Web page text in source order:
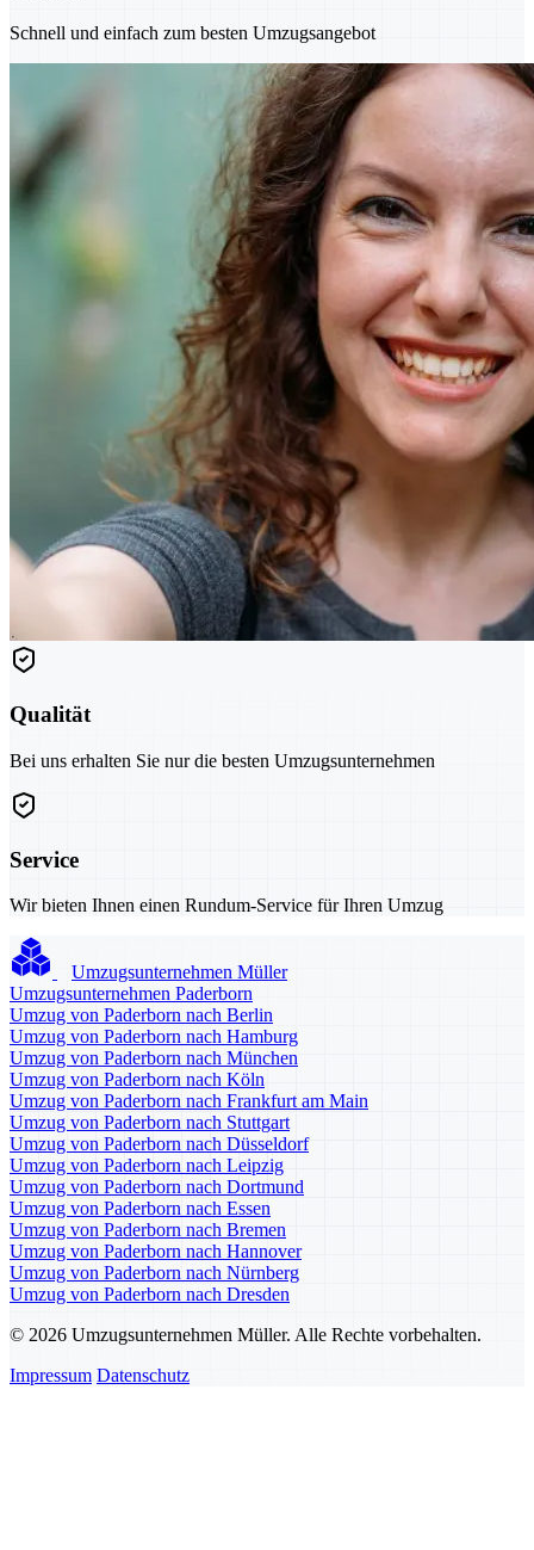
Schnell und einfach zum besten Umzugsangebot
Qualität
Bei uns erhalten Sie nur die besten Umzugsunternehmen
Service
Wir bieten Ihnen einen Rundum-Service für Ihren Umzug
Umzugsunternehmen Müller
Umzugsunternehmen Paderborn
Umzug von Paderborn nach Berlin
Umzug von Paderborn nach Hamburg
Umzug von Paderborn nach München
Umzug von Paderborn nach Köln
Umzug von Paderborn nach Frankfurt am Main
Umzug von Paderborn nach Stuttgart
Umzug von Paderborn nach Düsseldorf
Umzug von Paderborn nach Leipzig
Umzug von Paderborn nach Dortmund
Umzug von Paderborn nach Essen
Umzug von Paderborn nach Bremen
Umzug von Paderborn nach Hannover
Umzug von Paderborn nach Nürnberg
Umzug von Paderborn nach Dresden
© 2026 Umzugsunternehmen Müller. Alle Rechte vorbehalten.
Impressum Datenschutz